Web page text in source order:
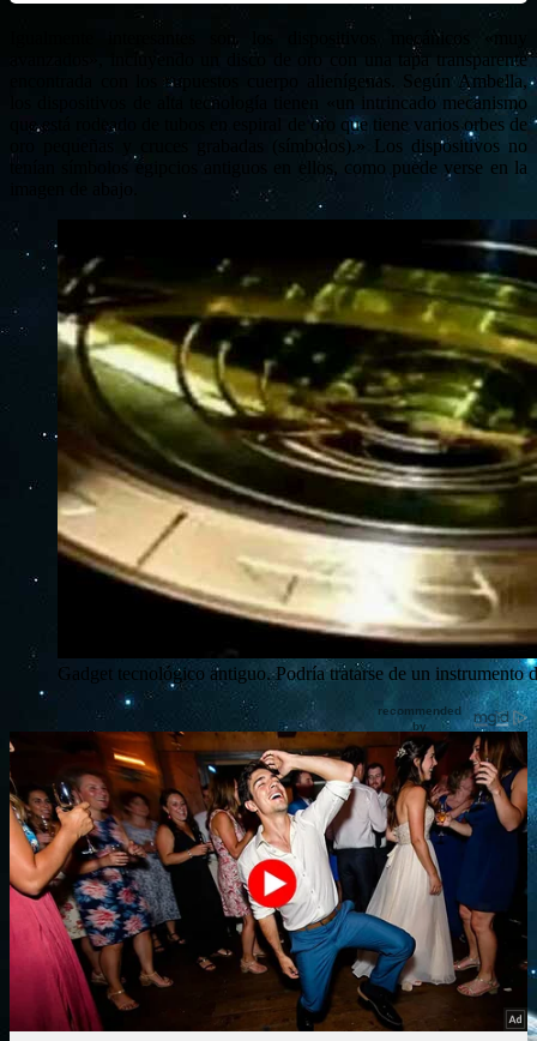
Igualmente interesantes son los dispositivos mecánicos «muy
avanzados», incluyendo un disco de oro con una tapa transparente
encontrada con los supuestos cuerpo alienígenas. Según Ambella,
los dispositivos de alta tecnología tienen «un intrincado mecanismo
que está rodeado de tubos en espiral de oro que tiene varios orbes de
oro pequeñas y cruces grabadas (símbolos).» Los dispositivos no
tenían símbolos egipcios antiguos en ellos, como puede verse en la
Gadget tecnológico antiguo. Podría tratarse de un instrumento